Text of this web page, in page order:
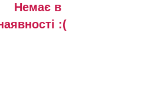
Немає в
:(